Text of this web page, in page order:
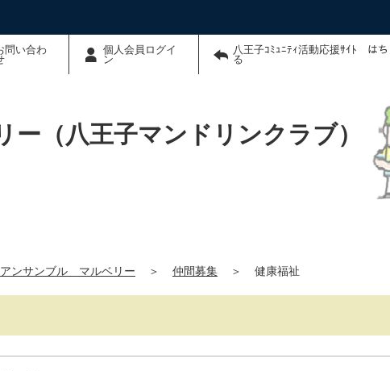
問い合わ
個人会員ログイ
ン
八王子ｺﾐｭﾆﾃｨ活動応援ｻｲﾄ はち
る
（八王子マンドリンクラブ）
アンサンブル マルベリー ＞ 仲間募集 ＞ 健康福祉